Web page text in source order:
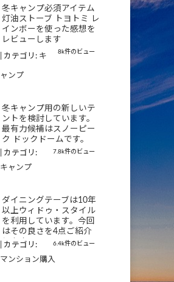
冬キャンプ必須アイテム
灯油ストーブ トヨトミ レ
インボーを使った感想を
レビューします
8k件のビュー
カテゴリ: キ
ャンプ
冬キャンプ用の新しいテ
ントを検討しています。
最有力候補はスノーピー
ク ドックドームです。
7.8k件のビュー
カテゴリ:
キャンプ
ダイニングテーブは10年
以上ウィドゥ・スタイル
を利用しています。今回
はその良さを4点ご紹介
します
6.4k件のビュー
カテゴリ:
マンション購入